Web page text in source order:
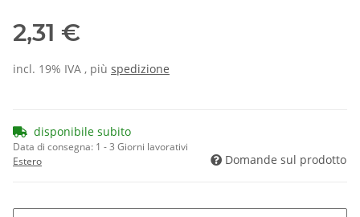
2,31 €
incl. 19% IVA , più spedizione
disponibile subito
Data di consegna: 1 - 3 Giorni lavorativi
Estero
Domande sul prodotto